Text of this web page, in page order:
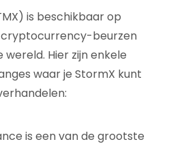
is beschikbaar op
beurzen
wereld. Hier zijn enkele
waar je StormX kunt
is een van de grootste